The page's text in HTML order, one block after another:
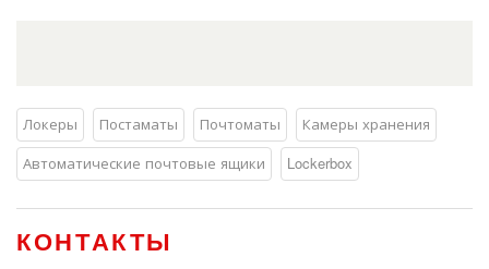
Локеры Постаматы Почтоматы
Камеры хранения
Автоматические почтовые ящики
Lockerbox
КОНТАКТЫ